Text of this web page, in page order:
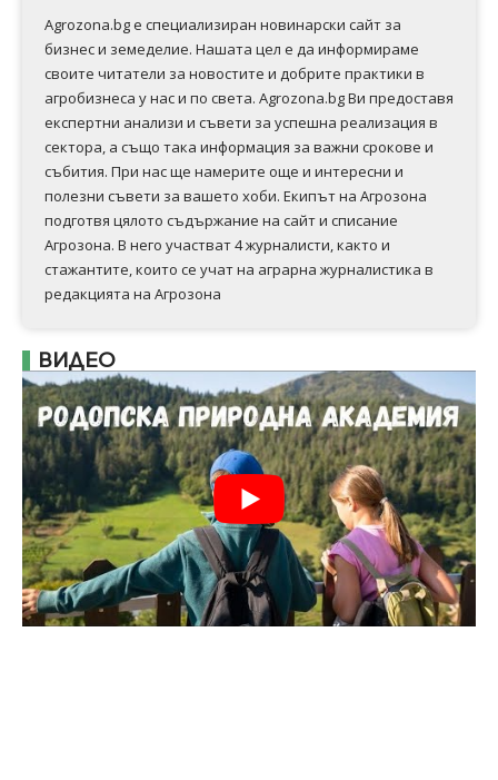
Agrozona.bg e специализиран новинарски сайт за
бизнес и земеделие. Нашата цел е да информираме
своите читатели за новостите и добрите практики в
агробизнеса у нас и по света. Agrozona.bg Ви предоставя
експертни анализи и съвети за успешна реализация в
сектора, а също така информация за важни срокове и
събития. При нас ще намерите още и интересни и
полезни съвети за вашето хоби. Екипът на Агрозона
подготвя цялото съдържание на сайт и списание
Агрозона. В него участват 4 журналисти, както и
стажантите, които се учат на аграрна журналистика в
редакцията на Агрозона
ВИДЕО